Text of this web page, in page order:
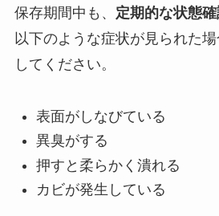
保存期間中も、 定期的な状態
以下のような症状が見られた
してください。
表面がしなびている
異臭がする
押すと柔らかく潰れる
カビが発生している